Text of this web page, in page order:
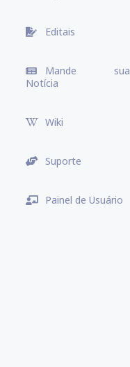
Editais
Mande sua
Notícia
Wiki
Suporte
Painel de Usuário